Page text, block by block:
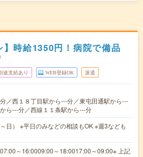
】時給1350円！病院で備品
途支給あり WEB登録OK 派遣
／西１８丁目駅から---分／東屯田通駅から---
ら---分／西線１１条駅から---分
日） ※平日のみなどの相談もOK ※週3なども
07:00～16:0009:00～18:0017:00～09:00※ 上記